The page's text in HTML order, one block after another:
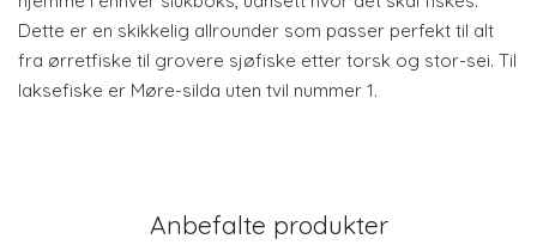
Dette er en skikkelig allrounder som passer perfekt til alt
fra ørretfiske til grovere sjøfiske etter torsk og stor-sei. Til
laksefiske er Møre-silda uten tvil nummer 1.
Anbefalte produkter